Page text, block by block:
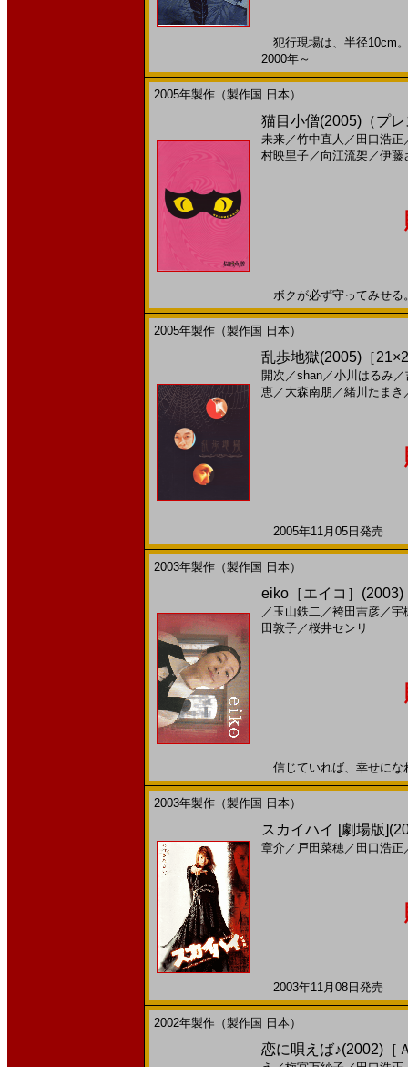
犯行現場は、半径10cm
2000年～
2005年製作（製作国 日本）
猫目小僧(2005)（プ
未来／竹中直人 ／ 田口浩正
村映里子／ 向江流架 ／伊藤
ボクが必ず守ってみせ
2005年製作（製作国 日本）
乱歩地獄(2005)［
開次 ／shan／小川はるみ／
恵／ 大森南朋 ／緒川たまき
2005年11月05日発売
2003年製作（製作国 日本）
eiko［エイコ］(2003)
／ 玉山鉄二／袴田吉彦／宇
田敦子／桜井センリ
信じていれば、幸せに
2003年製作（製作国 日本）
スカイハイ [劇場版
章介 ／ 戸田菜穂／ 田口浩正
2003年11月08日発売
2002年製作（製作国 日本）
恋に唄えば♪(2002)［